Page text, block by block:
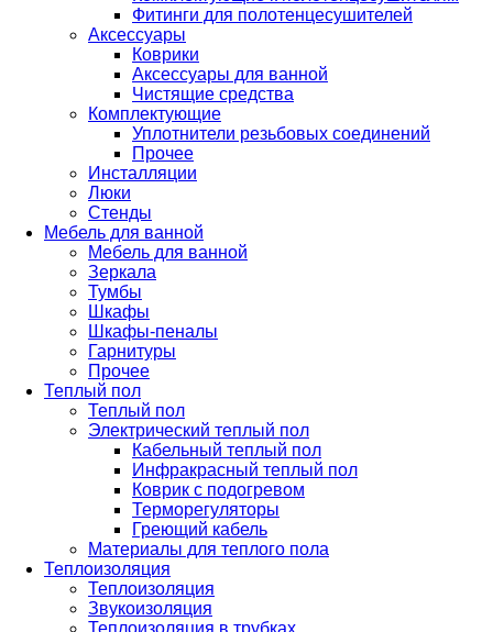
Фитинги для полотенцесушителей
Аксессуары
Коврики
Аксессуары для ванной
Чистящие средства
Комплектующие
Уплотнители резьбовых соединений
Прочее
Инсталляции
Люки
Стенды
Мебель для ванной
Мебель для ванной
Зеркала
Тумбы
Шкафы
Шкафы-пеналы
Гарнитуры
Прочее
Теплый пол
Теплый пол
Электрический теплый пол
Кабельный теплый пол
Инфракрасный теплый пол
Коврик с подогревом
Терморегуляторы
Греющий кабель
Материалы для теплого пола
Теплоизоляция
Теплоизоляция
Звукоизоляция